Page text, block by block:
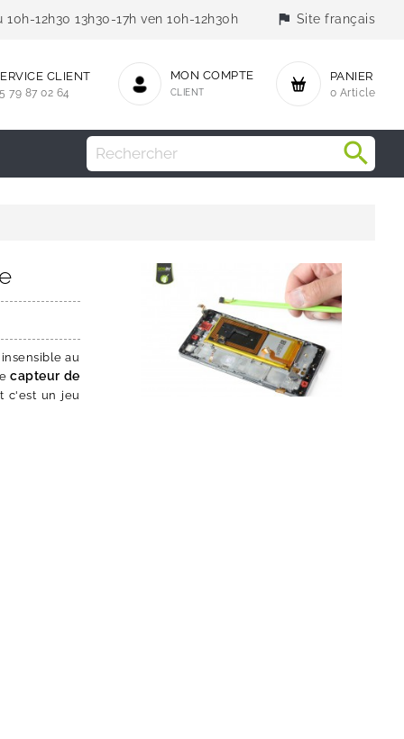
12h30 13h30-17h ven 10h-12h30h flag Site français
PANIER
0 Article
MON COMPTE
CLIENT
CLIENT
79 87 02 64
au
capteur de
c'est un jeu